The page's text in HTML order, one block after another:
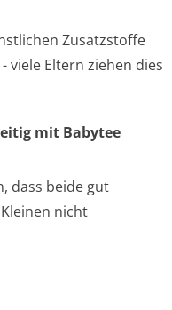
Zusatzstoffe
viele Eltern ziehen dies
mit Babytee
dass beide gut
nicht